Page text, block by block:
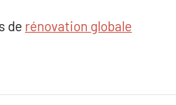
de rénovation globale